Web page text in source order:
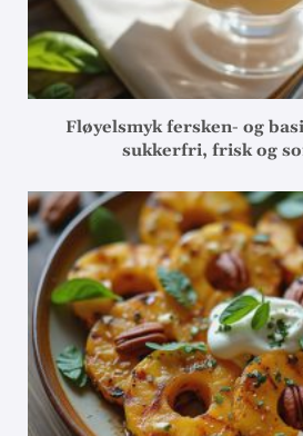
Fløyelsmyk fersken- og
sukkerfri, frisk og